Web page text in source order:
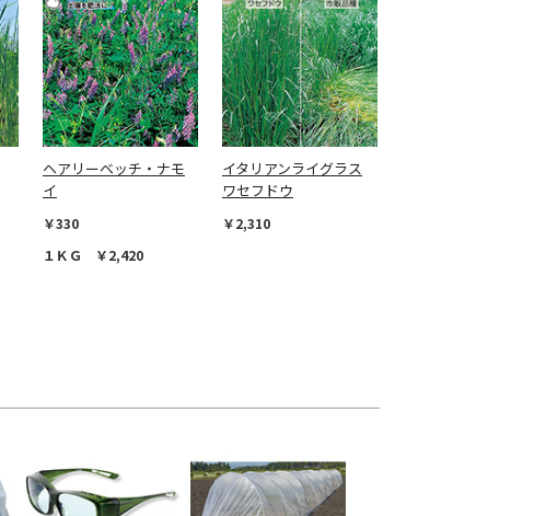
ヘアリーベッチ・ナモ
イ
￥330
１ＫＧ ￥2,420
イタリアンライグラス
ワセフドウ
￥2,310